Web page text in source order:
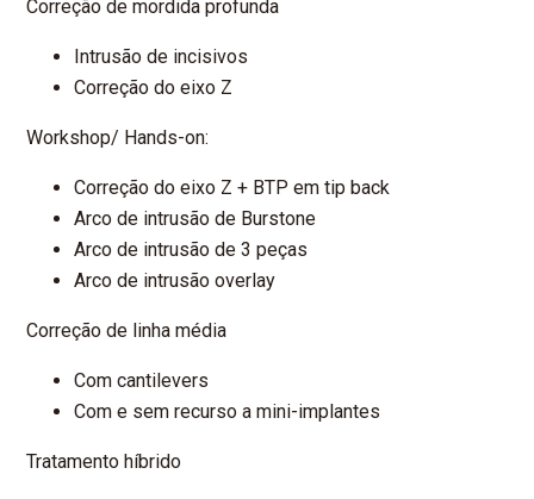
Correção de mordida profunda
Intrusão de incisivos
Correção do eixo Z
Workshop/ Hands-on:
Correção do eixo Z + BTP em tip back
Arco de intrusão de Burstone
Arco de intrusão de 3 peças
Arco de intrusão overlay
Correção de linha média
Com cantilevers
Com e sem recurso a mini-implantes
Tratamento híbrido